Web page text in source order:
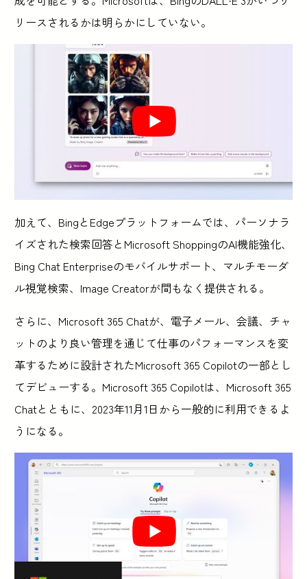
リースされるかは明らかにしていない。
加えて、BingとEdgeプラットフォームでは、パーソナラ
イズされた検索回答とMicrosoft ShoppingのAI機能強化、
Bing Chat Enterpriseのモバイルサポート、マルチモーダ
ル視覚検索、Image Creatorが間もなく提供される。
さらに、Microsoft 365 Chatが、電子メール、会議、チャ
ットのより良い管理を通じて仕事のパフォーマンスを変
革するために設計されたMicrosoft 365 Copilotの一部とし
てデビューする。Microsoft 365 Copilotは、Microsoft 365
Chatとともに、2023年11月1日から一般的に利用できるよ
うになる。